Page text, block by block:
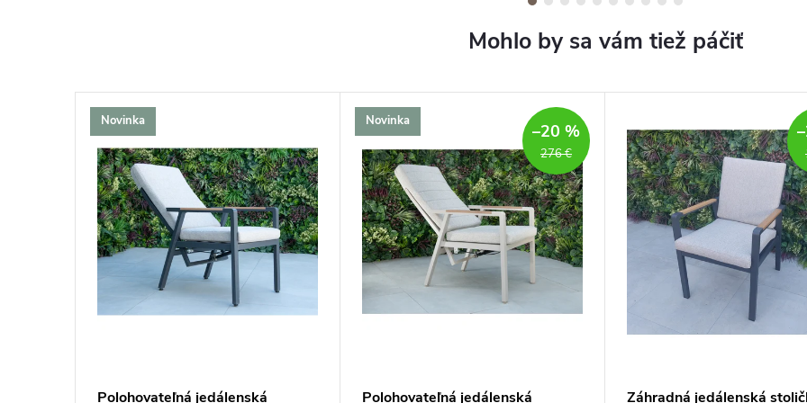
Novinka
Polohovateľná jedálenská
Novinka
276 €
–20 %
Polohovateľná jedálenská Záhradná jedálenská